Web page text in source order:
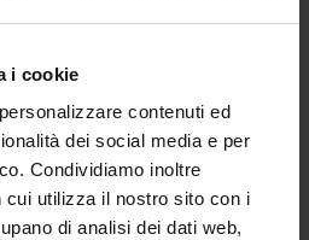
i cookie
contenuti ed
dei social media e per
Condividiamo inoltre
cui utilizza il nostro sito con i
di analisi dei dati web,
appena rinnovate.